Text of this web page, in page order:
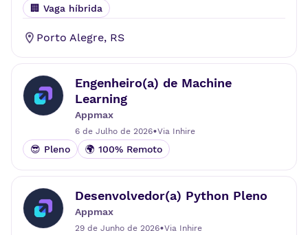
🏢 Vaga híbrida
Porto Alegre, RS
Engenheiro(a) de Machine
Learning
Appmax
6 de Julho de 2026•Via Inhire
😎 Pleno 🌍 100% Remoto
Desenvolvedor(a) Python Pleno
Appmax
29 de Junho de 2026•Via Inhire